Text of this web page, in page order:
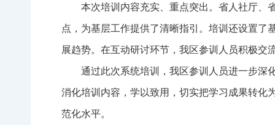
本次培训内容充实、重点突出。省人社厅、
点，为基层工作提供了清晰指引。培训还设置
展趋势。在互动研讨环节，我区参训人员积极交
通过此次系统培训，我区参训人员进一步深
消化培训内容，学以致用，切实把学习成果转化
范化水平。